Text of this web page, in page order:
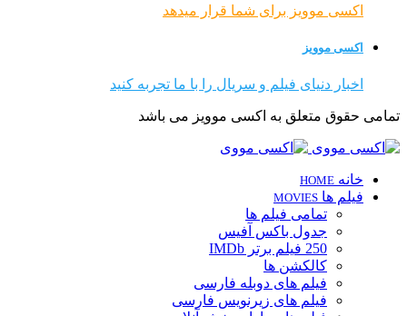
اکسی موویز برای شما قرار میدهد
اکسی موویز
اخبار دنیای فیلم و سریال را با ما تجربه کنید
تمامی حقوق متعلق به اکسی موویز می باشد
خانه HOME
فیلم ها MOVIES
تمامی فیلم ها
جدول باکس آفیس
250 فیلم برتر IMDb
کالکشن ها
فیلم های دوبله فارسی
فیلم های زیرنویس فارسی